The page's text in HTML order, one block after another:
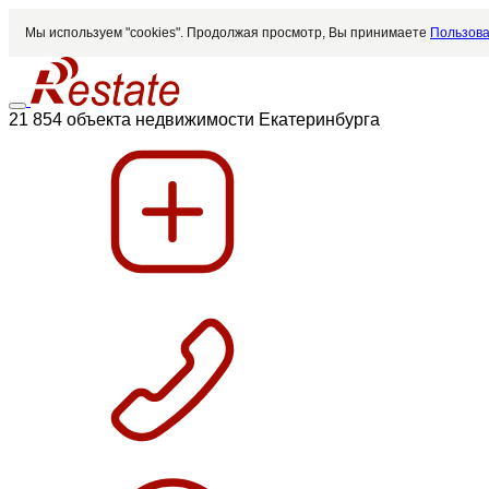
Мы используем "cookies". Продолжая просмотр, Вы принимаете
21 854 объекта недвижимости Екатеринбурга